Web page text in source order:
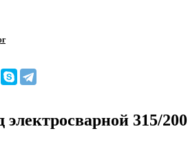
электросварной 315/